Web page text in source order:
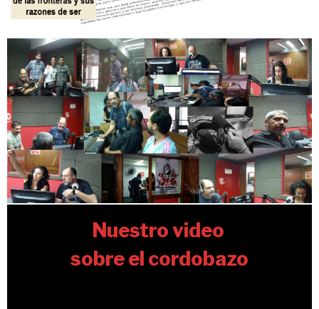
Nuestro video
sobre el cordobazo